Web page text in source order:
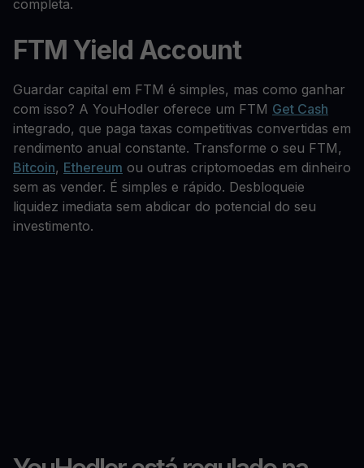
completa.
FTM Yield Account
Guardar capital em FTM é simples, mas como ganhar
com isso? A YouHodler oferece um FTM Get Cash
integrado, que paga taxas competitivas convertidas em
rendimento anual constante. Transforme o seu FTM,
Bitcoin, Ethereum ou outras criptomoedas em dinheiro
sem as vender. É simples e rápido. Desbloqueie
liquidez imediata sem abdicar do potencial do seu
investimento.